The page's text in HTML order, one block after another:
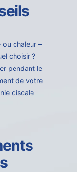
ou chaleur –
choisir ?
pendant le
de votre
discale